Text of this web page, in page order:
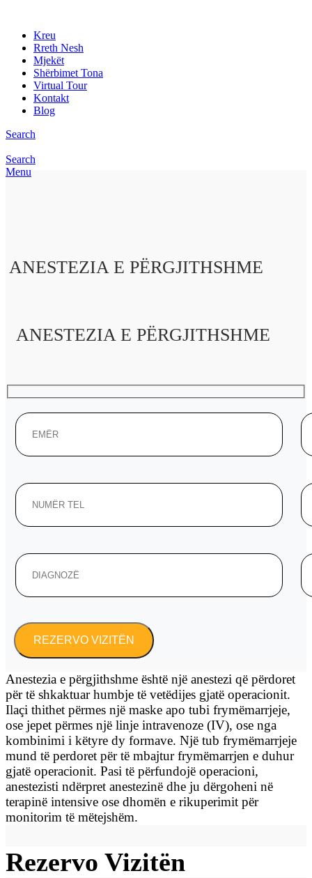
Kreu
Rreth Nesh
Mjekët
Shërbimet Tona
Virtual Tour
Kontakt
Blog
Search
Search
Menu
ANESTEZIA E PËRGJITHSHME
ANESTEZIA E PËRGJITHSHME
Anestezia e përgjithshme është një anestezi që përdoret
për të shkaktuar humbje të vetëdijes gjatë operacionit.
Ilaçi thithet përmes një maske apo tubi frymëmarrjeje,
ose jepet përmes një linje intravenoze (IV), ose nga
kombinimi i këtyre dy formave. Një tub frymëmarrjeje
mund të perdoret për të mbajtur frymëmarrjen e duhur
gjatë operacionit. Pasi të përfundojë operacioni,
anestezisti ndërpret anestezinë dhe ju dërgoheni në
terapinë intensive ose dhomën e rikuperimit për
monitorim të mëtejshëm.
Rezervo Vizitën